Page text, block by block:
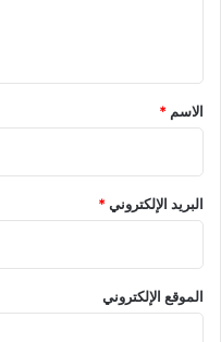
*
الاسم *
البريد الإلكتروني*
الموقع الإلكتروني